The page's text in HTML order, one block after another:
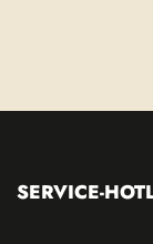
SERVICE-